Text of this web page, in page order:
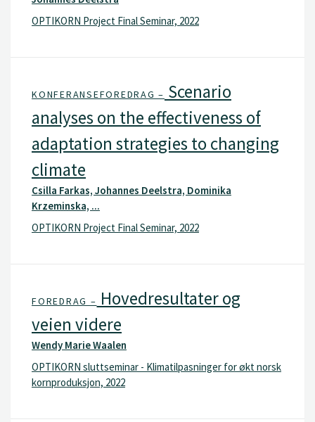
OPTIKORN Project Final Seminar, 2022
KONFERANSEFOREDRAG – Scenario
analyses on the effectiveness of
adaptation strategies to changing
climate
Csilla Farkas, Johannes Deelstra, Dominika
Krzeminska, ...
OPTIKORN Project Final Seminar, 2022
FOREDRAG – Hovedresultater og
veien videre
Wendy Marie Waalen
OPTIKORN sluttseminar - Klimatilpasninger for økt norsk
kornproduksjon, 2022